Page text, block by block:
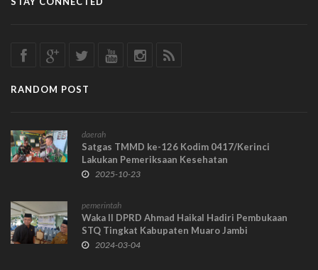
RANDOM POST
daerah
Satgas TMMD ke-126 Kodim 0417/Kerinci
Lakukan Pemeriksaan Kesehatan
2025-10-23
pemerintah
Waka II DPRD Ahmad Haikal Hadiri Pembukaan
STQ Tingkat Kabupaten Muaro Jambi
2024-03-04